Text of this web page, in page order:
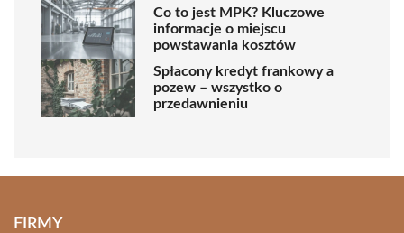
Co to jest MPK? Kluczowe
informacje o miejscu
powstawania kosztów
Spłacony kredyt frankowy a
pozew – wszystko o
przedawnieniu
FIRMY